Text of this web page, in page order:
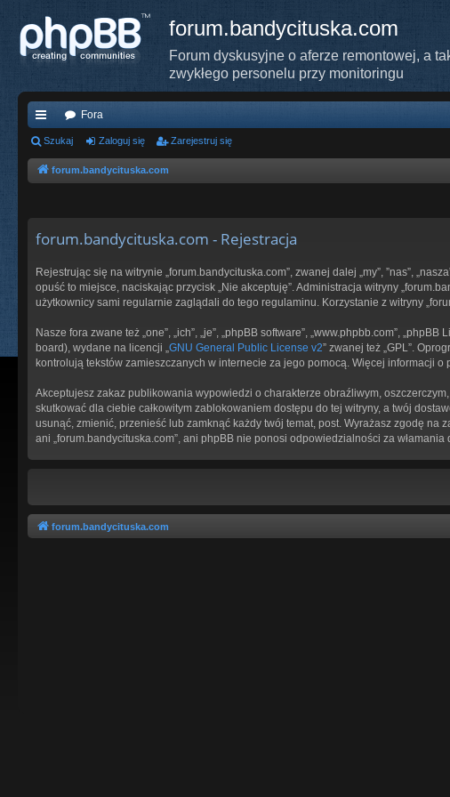
forum.bandycituska.com
Forum dyskusyjne o aferze remontowej, a
zwykłego personelu przy monitoringu
ię
ce
Fora
Szukaj Zaloguj się Zarejestruj się
forum.bandycituska.com
forum.bandycituska.com - Rejestracja
Rejestrując się na witrynie „forum.bandycituska.com”, zwanej dalej „my”, ”nas”,
opuść to miejsce, naciskając przycisk „Nie akceptuję”. Administracja witryny
użytkownicy sami regularnie zaglądali do tego regulaminu. Korzystanie z witryny
Nasze fora zwane też „one”, „ich”, „je”, „phpBB software”, „www.phpbb.com”,
board), wydane na licencji „GNU General Public License v2” zwanej też „GPL”.
kontrolują tekstów zamieszczanych w internecie za jego pomocą. Więcej informacji o
Akceptujesz zakaz publikowania wypowiedzi o charakterze obraźliwym,
skutkować dla ciebie całkowitym zablokowaniem dostępu do tej witryny, a twój
usunąć, zmienić, przenieść lub zamknąć każdy twój temat, post. Wyrażasz zgodę
ani „forum.bandycituska.com”, ani phpBB nie ponosi odpowiedzialności za
forum.bandycituska.com